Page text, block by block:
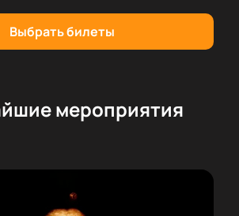
Выбрать билеты
мероприятия